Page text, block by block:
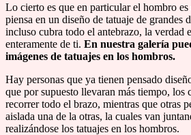
Lo cierto es que en particular el hombro es
piensa en un diseño de tatuaje de grandes
incluso cubra todo el antebrazo, la verdad
enteramente de ti. En nuestra galería
imágenes de tatuajes en los hombros.
Hay personas que ya tienen pensado
que por supuesto llevaran más tiempo, los
recorrer todo el brazo, mientras que otras
aislada una de la otras, la cuales van
realizándose los tatuajes en los hombros.